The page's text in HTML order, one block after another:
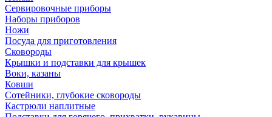
Сервировочные приборы
Наборы приборов
Ножи
Посуда для приготовления
Сковороды
Крышки и подставки для крышек
Воки, казаны
Ковши
Сотейники, глубокие сковороды
Кастрюли наплитные